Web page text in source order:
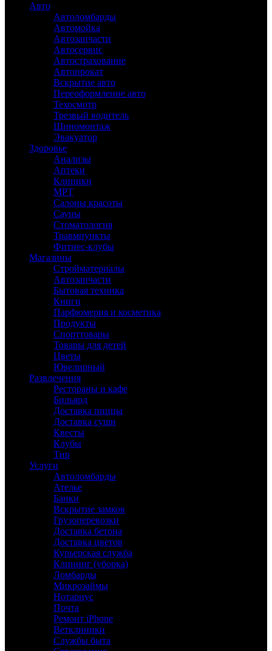
Авто
Автоломбарды
Автомойка
Автозапчасти
Автосервис
Автострахование
Автопрокат
Вскрытие авто
Переоформление авто
Техосмотр
Трезвый водитель
Шиномонтаж
Эвакуатор
Здоровье
Анализы
Аптеки
Клиники
МРТ
Салоны красоты
Сауны
Стоматология
Травмпункты
Фитнес-клубы
Магазины
Стройматериалы
Автозапчасти
Бытовая техника
Книги
Парфюмерия и косметика
Продукты
Спорттовары
Товары для детей
Цветы
Ювелирный
Развлечения
Рестораны и кафе
Бильярд
Доставка пиццы
Доставка суши
Квесты
Клубы
Тир
Услуги
Автоломбарды
Ателье
Банки
Вскрытие замков
Грузоперевозки
Доставка бетона
Доставка цветов
Курьерская служба
Клининг (уборка)
Ломбарды
Микрозаймы
Нотариус
Почта
Ремонт iPhone
Ветклиники
Службы быта